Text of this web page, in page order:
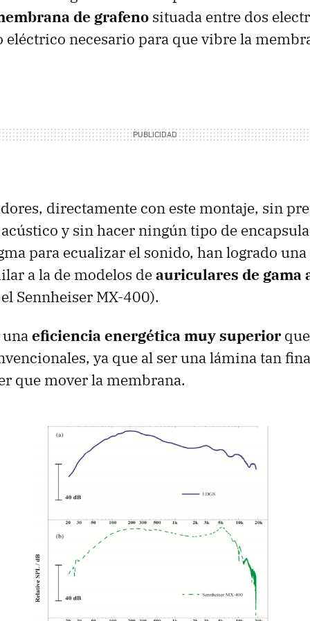
de grafeno situada entre dos
eléctrico necesario para que vibre la
directamente con este montaje, sin
y sin hacer ningún tipo de
para ecualizar el sonido, han logrado una
a la de modelos deauriculares de gama
Sennheiser MX-400).
eficiencia energética muy superior
ya que al ser una lámina tan
que mover la membrana.